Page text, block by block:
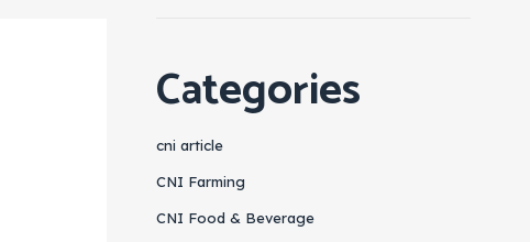
Categories
cni article
CNI Farming
CNI Food & Beverage